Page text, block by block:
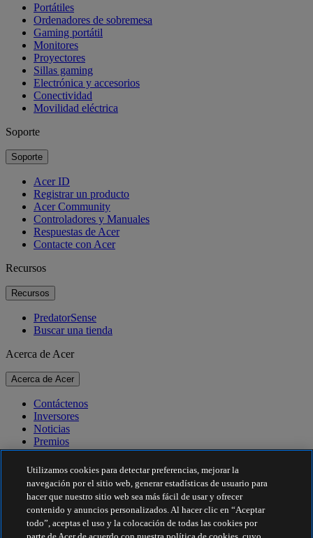
Portátiles
Ordenadores de sobremesa
Gaming portátil
Monitores
Proyectores
Sillas gaming
Electrónica y accesorios
Conectividad
Movilidad eléctrica
Soporte
Soporte
Acer ID
Registrar un producto
Acer Community
Controladores y Manuales
Respuestas de Acer
Contacte con Acer
Recursos
Recursos
PredatorSense
Buscar una tienda
Acerca de Acer
Acerca de Acer
Contáctenos
Inversores
Noticias
Premios
Eventos
Sostenibilidad
Sostenibilidad
Responsabilidad social corporativa
Utilizamos cookies para detectar preferencias, mejorar la
navegación por el sitio web, generar estadísticas de usuario para
hacer que nuestro sitio web sea más fácil de usar y ofrecer
contenido y anuncios personalizados. Al hacer clic en “Aceptar
todo”, aceptas el uso y la colocación de todas las cookies por